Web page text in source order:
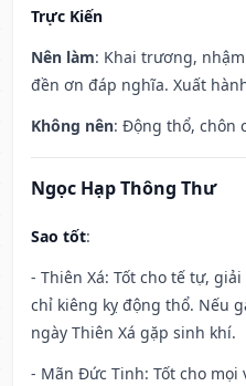
Trực Kiến
Nên làm: Khai trương,
đền ơn đáp nghĩa. Xuất
Không nên: Động thổ, chôn
Ngọc Hạp Thông Thư
Sao tốt:
- Thiên Xá: Tốt cho tế tự,
chỉ kiêng kỵ động thổ. Nếu
ngày Thiên Xá gặp sinh khí.
- Mãn Đức Tinh: Tốt cho mọi